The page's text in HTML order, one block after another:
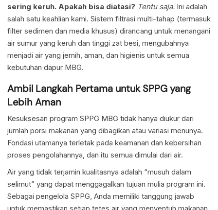
sering keruh. Apakah bisa diatasi? Tentu saja. Ini adalah
salah satu keahlian kami. Sistem filtrasi multi-tahap (termasuk
filter sedimen dan media khusus) dirancang untuk menangani
air sumur yang keruh dan tinggi zat besi, mengubahnya
menjadi air yang jernih, aman, dan higienis untuk semua
kebutuhan dapur MBG.
Ambil Langkah Pertama untuk SPPG yang
Lebih Aman
Kesuksesan program SPPG MBG tidak hanya diukur dari
jumlah porsi makanan yang dibagikan atau variasi menunya.
Fondasi utamanya terletak pada keamanan dan kebersihan
proses pengolahannya, dan itu semua dimulai dari air.
Air yang tidak terjamin kualitasnya adalah “musuh dalam
selimut” yang dapat menggagalkan tujuan mulia program ini.
Sebagai pengelola SPPG, Anda memiliki tanggung jawab